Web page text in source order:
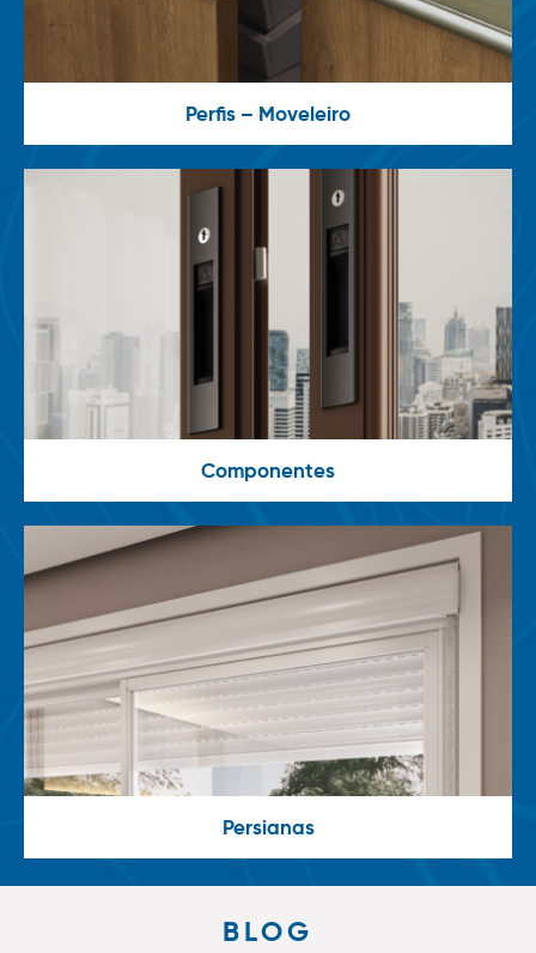
Perfis – Moveleiro
Componentes
Persianas
BLOG